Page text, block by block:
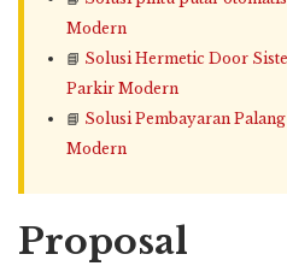
Modern
📘 Solusi Hermetic Door
Parkir Modern
📘 Solusi Pembayaran
Modern
Proposal